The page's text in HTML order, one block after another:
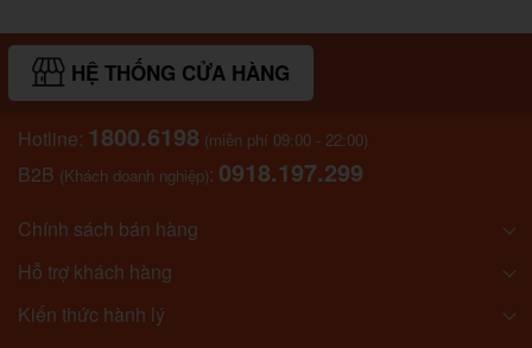
HỆ THỐNG CỬA HÀNG
Hotline: 1800.6198 (miễn phí 09:00 - 22:00)
B2B (Khách doanh nghiệp): 0918.197.299
Chính sách bán hàng
Hỗ trợ khách hàng
Kiến thức hành lý